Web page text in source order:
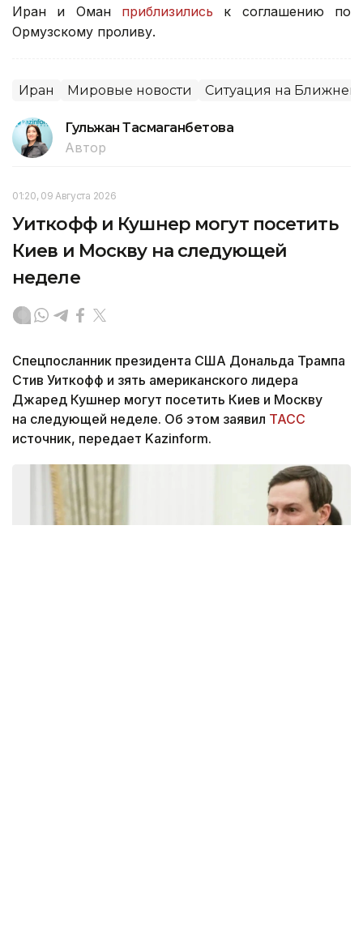
Иран и Оман приблизились к соглашению по
Ормузскому проливу.
Иран Мировые новости Ситуация на Ближнем
Гульжан Тасмаганбетова
Автор
01:20, 09 Августа 2026
Уиткофф и Кушнер могут посетить
Киев и Москву на следующей
неделе
Спецпосланник президента США Дональда Трампа
Стив Уиткофф и зять американского лидера
Джаред Кушнер могут посетить Киев и Москву
на следующей неделе. Об этом заявил ТАСС
источник, передает Kazinform.